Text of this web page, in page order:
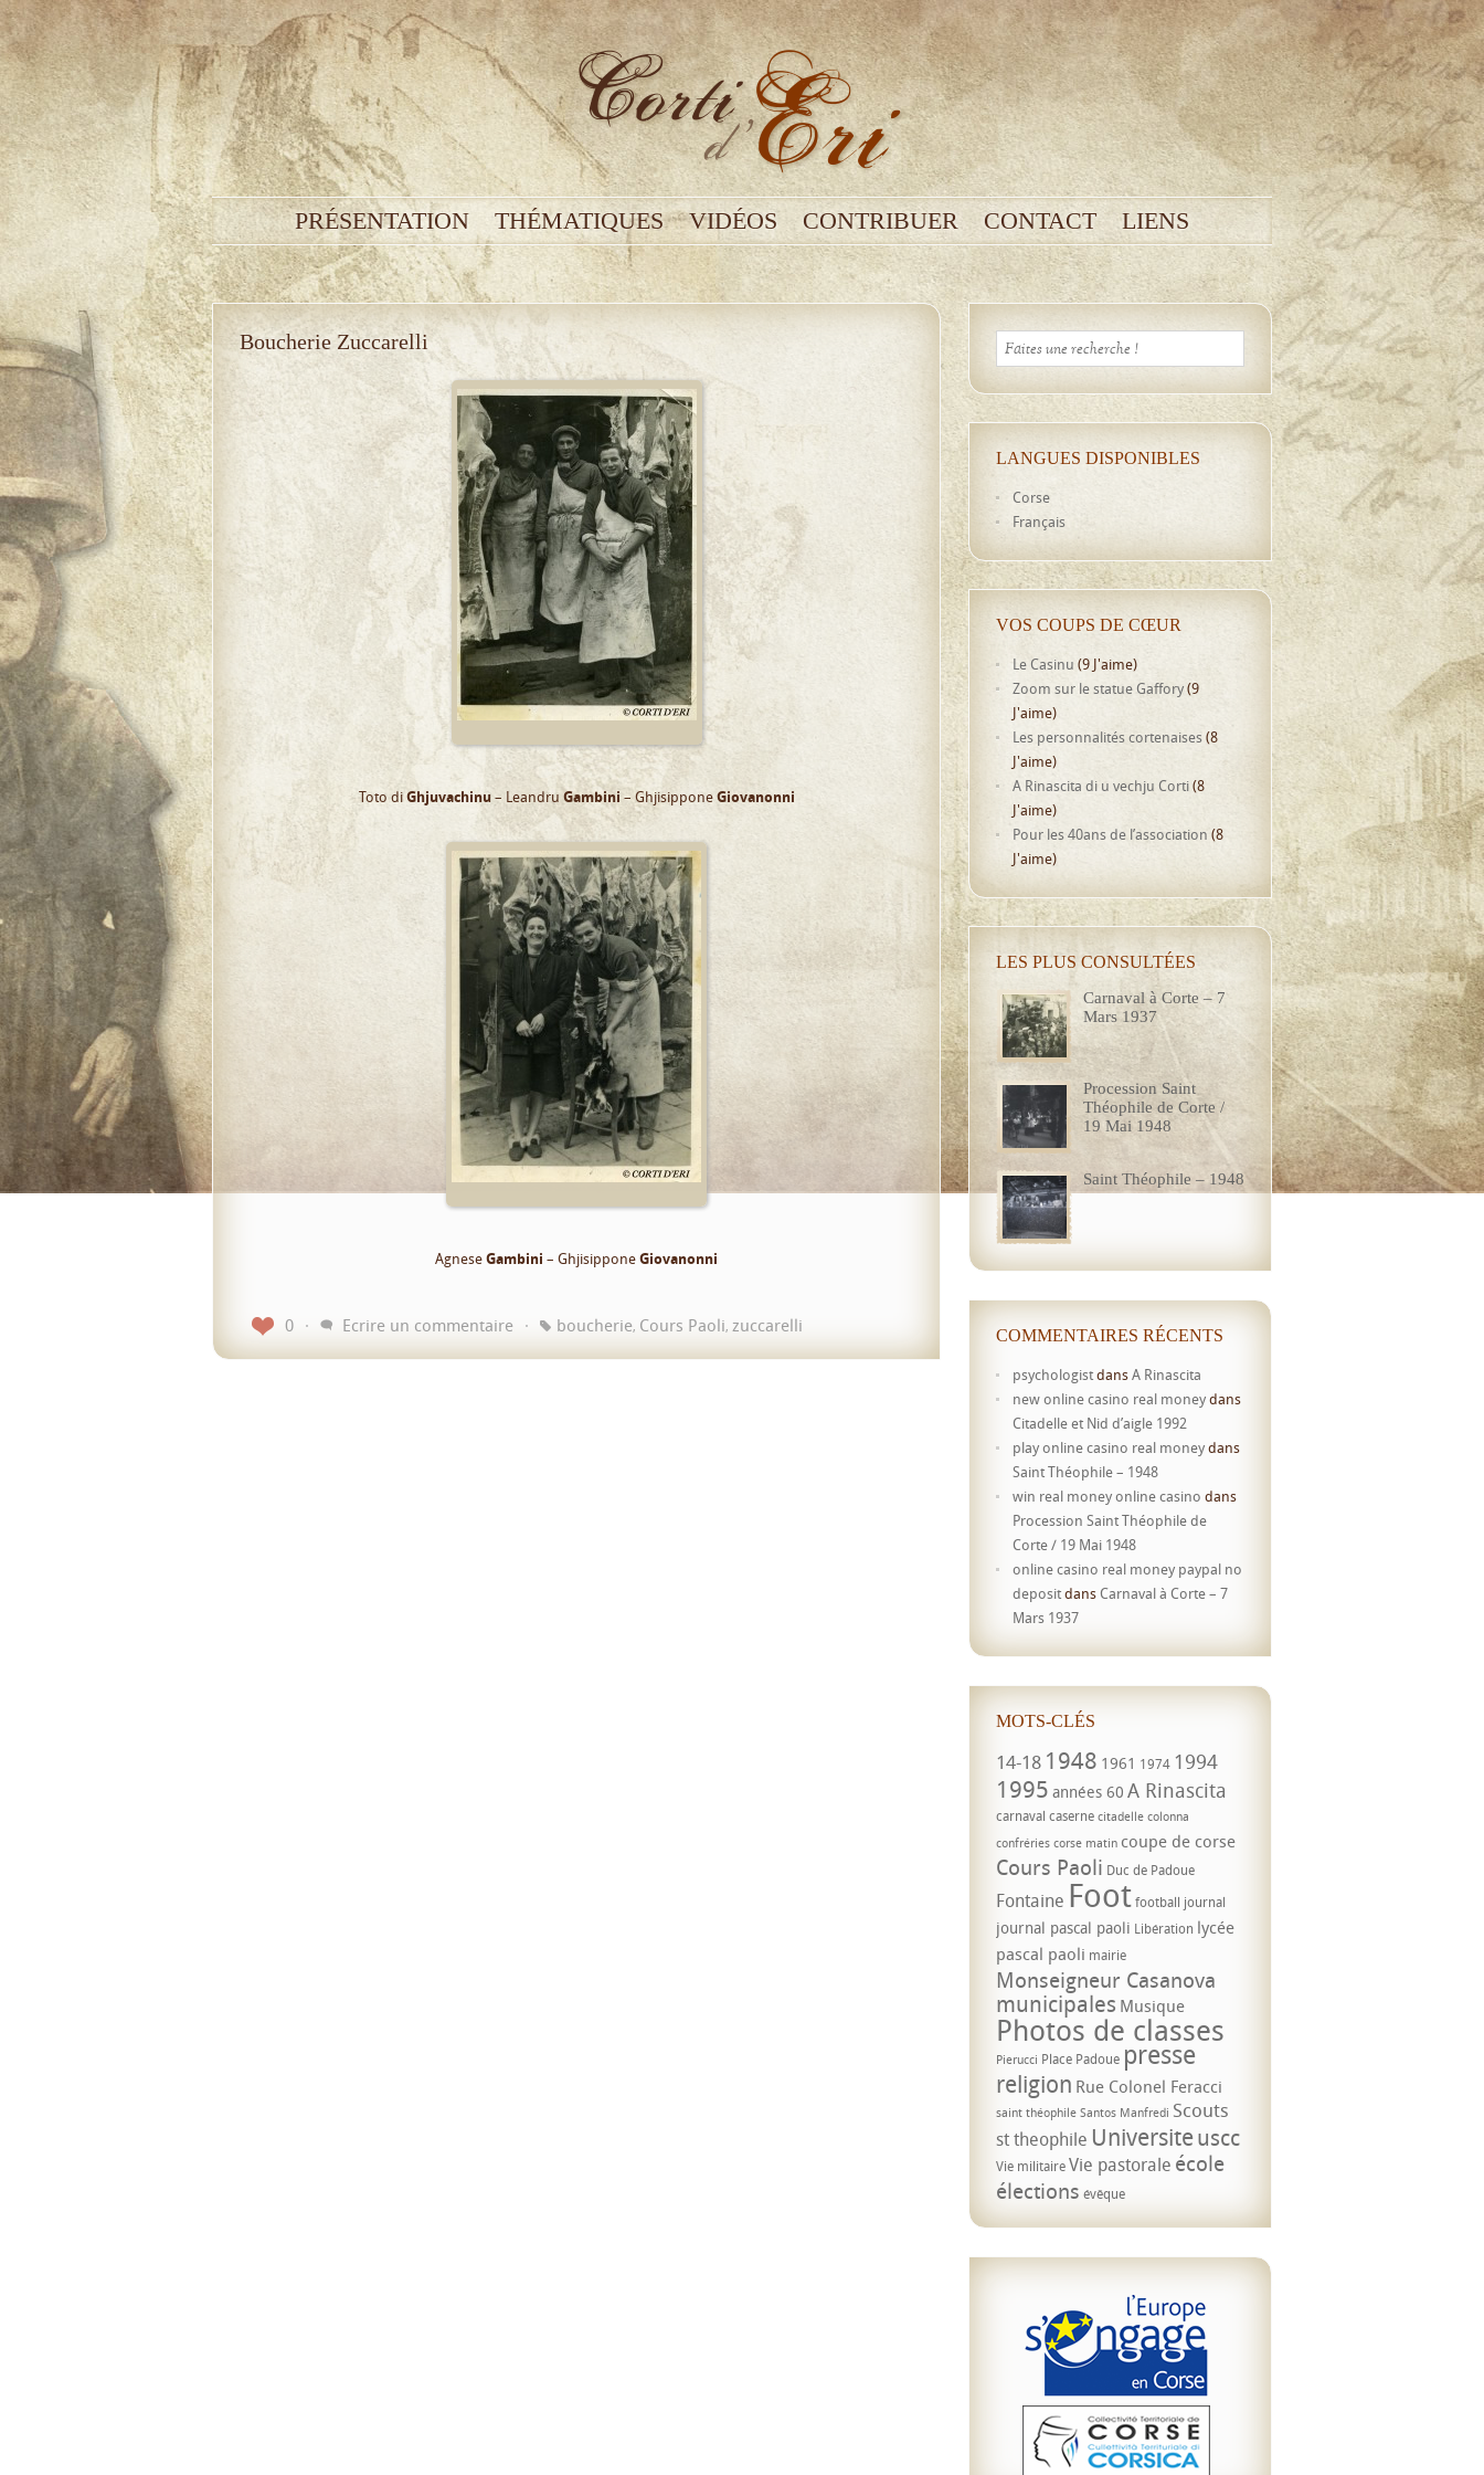
PRÉSENTATION THÉMATIQUES VIDÉOS CONTRIBUER CONTACT LIENS
Boucherie Zuccarelli
Toto diGhjuvachinu– Leandru Gambini – GhjisipponeGiovanonni
AgneseGambini – GhjisipponeGiovanonni
0 Ecrire un commentaire boucherie, Cours Paoli, zuccarelli
LANGUES DISPONIBLES
Corse
Français
VOS COUPS DE CŒUR
Le Casinu (9 J'aime)
Zoom sur le statue Gaffory(9
J'aime)
Les personnalités cortenaises(8
J'aime)
A Rinascita di u vechju Corti(8
J'aime)
Pour les 40ans de l’association (8
J'aime)
LES PLUS CONSULTÉES
Carnaval à Corte – 7
Mars 1937
Procession Saint
Théophile de Corte /
19 Mai 1948
Saint Théophile – 1948
COMMENTAIRES RÉCENTS
psychologistdansA Rinascita
new online casino real moneydans
Citadelle et Nid d’aigle 1992
play online casino real moneydans
Saint Théophile – 1948
win real money online casino dans
Procession Saint Théophile de
Corte / 19 Mai 1948
online casino real money paypal no
depositdansCarnaval à Corte – 7
Mars 1937
MOTS-CLÉS
14-18 1948 1961 1974 1994
1995 années 60 A Rinascita
carnaval caserne citadelle colonna
confréries corse matin coupe de corse
Cours Paoli Duc de Padoue
Fontaine Footfootball journal
journal pascal paoli Libération lycée
pascal paoli mairie
Monseigneur Casanova
municipales Musique
Photos de classes
Pierucci Place Padoue presse
religion Rue Colonel Feracci
saint théophile Santos Manfredi Scouts
st theophile Universiteuscc
Vie militaireVie pastorale école
élections évêque